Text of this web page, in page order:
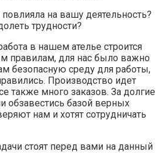
на вашу деятельность?
трудности?
в нашем ателье строится
правилам, для нас было важно
безопасную среду для работы,
Производство идет
также много заказов. За долгие
обзавестись базой верных
нам и хотят сотрудничать
стоят перед вами на данный